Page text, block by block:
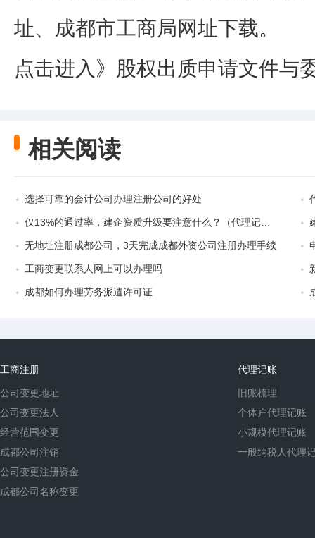
址、成都市工商局网址下载。
点击进入》股权出质申请文件与
相关阅读
选择可靠的会计公司办理注册公司的好处
仅13%的通过率，建企资质升级要注意什么？（代理记账海报设计图）
无地址注册成都公司，3天完成成都外资公司注册办理手续
工商变更联系人网上可以办理吗
成都如何办理劳务派遣许可证
工商注册
公司变更地址
公司变更法人
经营范围变更
成都公司注销
公司变更注册资金
成都公司名称变更
代理记账
旧账梳理
个体户代理记账
小规模代理记账
一般纳税人代理